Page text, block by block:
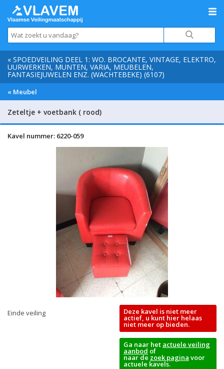
« SPOEDVEILING DEEL 1: WO. BROCANTE, VINTAGE, ELEKTRO,
UURWERKEN, MUNTEN, VARIA, MEUBELEN,
FANTASIEJUWELEN ENZ. (WACHTEBEKE) (6107)
« Meubel
Zeteltje + voetbank ( rood)
Kavel nummer: 6220-059
Einde veiling Deze kavel is niet meer
actief, u kunt hier helaas
niet meer op bieden.
Ga naar het actuele veiling
aanbod of
naar de zoek pagina voor
actuele kavels.